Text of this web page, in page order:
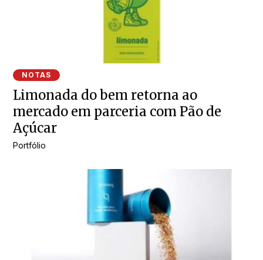
NOTAS
Limonada do bem retorna ao
mercado em parceria com Pão de
Açúcar
Portfólio